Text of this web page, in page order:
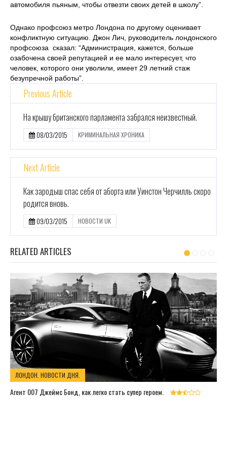
автомобиля пьяным, чтобы отвезти своих детей в школу”.
Однако профсоюз метро Лондона по другому оценивает
конфликтную ситуацию. Джон Лич, руководитель лондонского
профсоюза сказал: “Администрация, кажется, больше
озабочена своей репутацией и ее мало интересует, что
человек, которого они уволили, имеет 29 летний стаж
безупречной работы”.
Previous Article
На крышу британского парламента забрался неизвестный.
08/03/2015 КРИМИНАЛЬНАЯ ХРОНИКА
Next Article
Как зародыш спас себя от аборта или Уинстон Черчилль скоро
родится вновь.
09/03/2015 НОВОСТИ UK
RELATED ARTICLES
ЛОНДОН. НОВОСТИ ДНЯ.
Агент 007 Джеймс Бонд, как легко стать супер героем.